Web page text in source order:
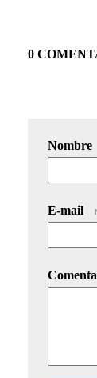
0
Nombre
E-mail